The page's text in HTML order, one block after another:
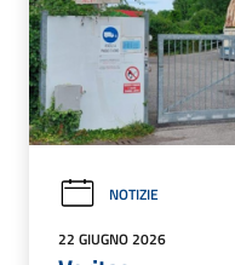
NOTIZIE
22 GIUGNO 2026